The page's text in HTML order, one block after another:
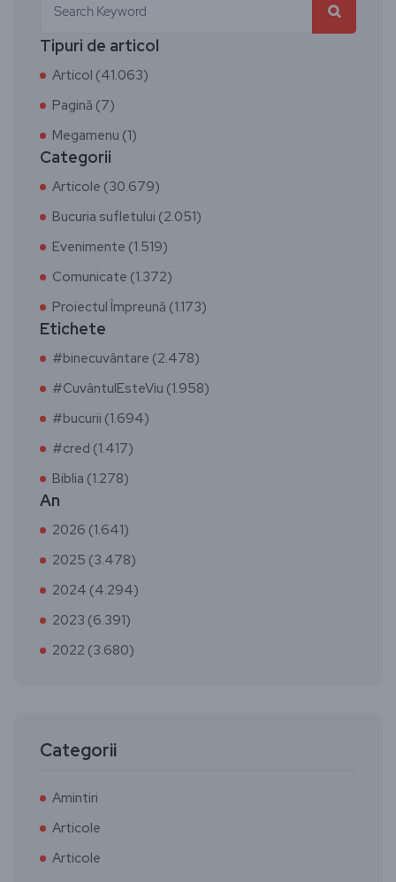
Tipuri de articol
Articol (41.063)
Pagină (7)
Megamenu (1)
Categorii
Articole (30.679)
Bucuria sufletului (2.051)
Evenimente (1.519)
Comunicate (1.372)
Proiectul Împreună (1.173)
Etichete
#binecuvântare (2.478)
#CuvântulEsteViu (1.958)
#bucurii (1.694)
#cred (1.417)
Biblia (1.278)
An
2026 (1.641)
2025 (3.478)
2024 (4.294)
2023 (6.391)
2022 (3.680)
Categorii
Amintiri
Articole
Articole